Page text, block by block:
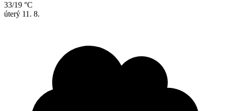
33/19 °C
úterý 11. 8.